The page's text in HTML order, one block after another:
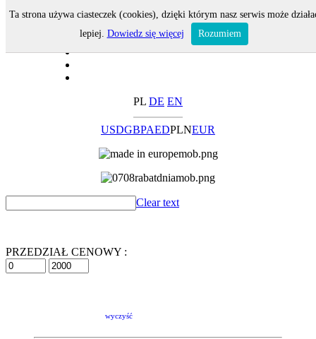
PL DE EN
USDGBPAEDPLNEUR
Clear text
PRZEDZIAŁ CENOWY :
wyczyść
Ta strona używa ciasteczek (cookies), dzięki którym nasz serwis może
lepiej. Dowiedz się więcej Rozumiem